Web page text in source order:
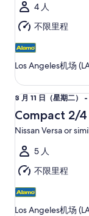
（星
期
二）
至
8
12
日
（星
期
4 人
不限里程
Los Angeles机场
8
月
11
（星
期
二）
至
8
8 月 11 日（星期二） -
Compact 2/
Nissan Versa or
5 人
不限里程
Los Angeles机场
Compact 2/4